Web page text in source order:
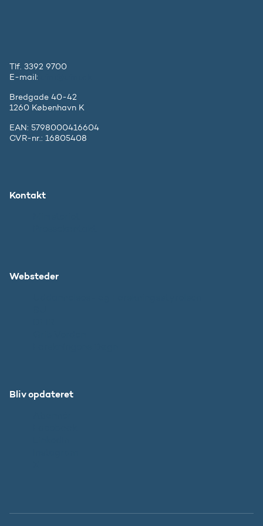
Tlf. 3392 9700
E-mail:
Bredgade 40-42
1260 København K
EAN: 5798000416604
CVR-nr.: 16805408
Kontakt
Websteder
Bliv opdateret